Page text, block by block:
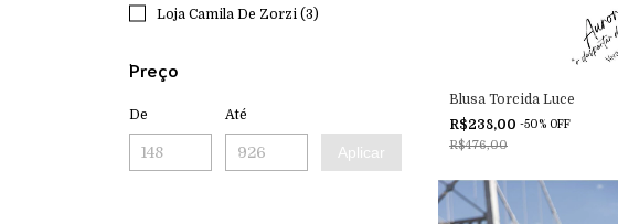
Loja Camila De Zorzi (3)
Preço
De Até
Aplicar
Blusa Torcida Luce
R$238,00 -50% OFF
R$476,00